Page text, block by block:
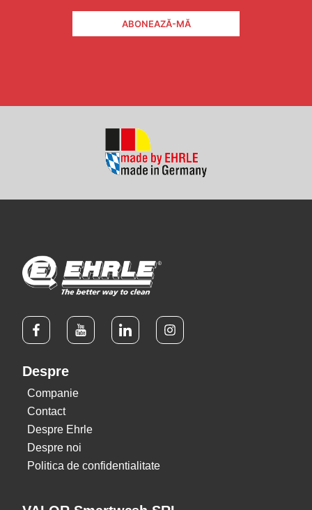
Despre
Companie
Contact
Despre Ehrle
Despre noi
Politica de confidentialitate